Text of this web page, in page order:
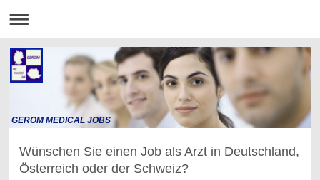
GEROM MEDICAL JOBS
Wünschen Sie einen Job als Arzt in Deutschland,
Österreich oder der Schweiz?